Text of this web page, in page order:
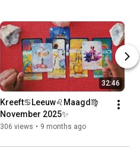
32:46
Kreeft♋️Leeuw♌️Maagd♍️
November 2025✨️
306 views • 9 months ago